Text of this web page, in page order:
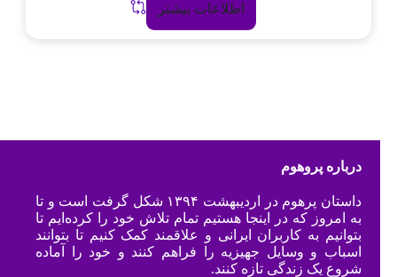
اطلاعات بیشتر
درباره پروهوم
داستان پرهوم در اردیبهشت ۱۳۹۴ شکل گرفت است و تا
به امروز که در اینجا هستیم تمام تلاش خود را کرده‌ایم تا
بتوانیم به کاربران ایرانی و علاقمند کمک کنیم تا بتوانند
اسباب و وسایل جهیزیه را فراهم کنند و خود را آماده
شروع یک زندگی تازه کنند.